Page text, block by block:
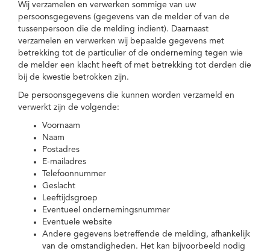
Wij verzamelen en verwerken sommige van uw
persoonsgegevens (gegevens van de melder of van de
tussenpersoon die de melding indient). Daarnaast
verzamelen en verwerken wij bepaalde gegevens met
betrekking tot de particulier of de onderneming tegen wie
de melder een klacht heeft of met betrekking tot derden die
bij de kwestie betrokken zijn.
De persoonsgegevens die kunnen worden verzameld en
verwerkt zijn de volgende:
Voornaam
Naam
Postadres
E-mailadres
Telefoonnummer
Geslacht
Leeftijdsgroep
Eventueel ondernemingsnummer
Eventuele website
Andere gegevens betreffende de melding, afhankelijk
van de omstandigheden. Het kan bijvoorbeeld nodig